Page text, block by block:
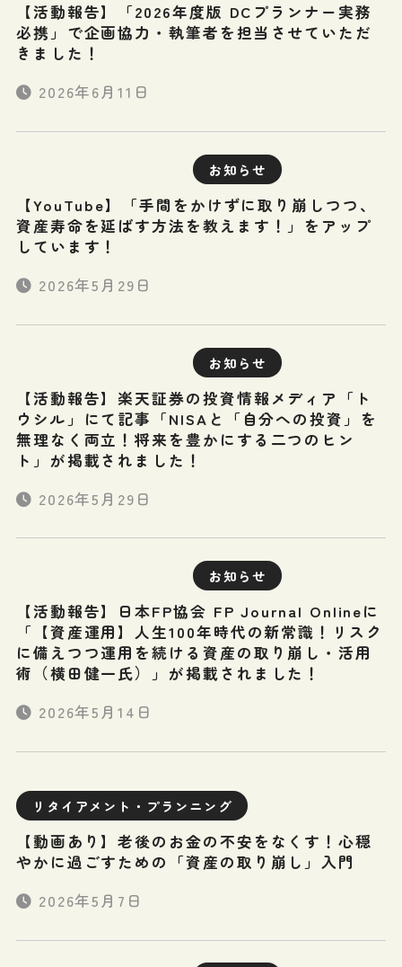
【活動報告】「2026年度版 DCプランナー実務
必携」で企画協力・執筆者を担当させていただ
きました！
2026年6月11日
お知らせ
【YouTube】「手間をかけずに取り崩しつつ、
資産寿命を延ばす方法を教えます！」をアップ
しています！
2026年5月29日
お知らせ
【活動報告】楽天証券の投資情報メディア「ト
ウシル」にて記事「NISAと「自分への投資」を
無理なく両立！将来を豊かにする二つのヒン
ト」が掲載されました！
2026年5月29日
お知らせ
【活動報告】日本FP協会 FP Journal Onlineに
「【資産運用】人生100年時代の新常識！リスク
に備えつつ運用を続ける資産の取り崩し・活用
術（横田健一氏）」が掲載されました！
2026年5月14日
リタイアメント・プランニング
【動画あり】老後のお金の不安をなくす！心穏
やかに過ごすための「資産の取り崩し」入門
2026年5月7日